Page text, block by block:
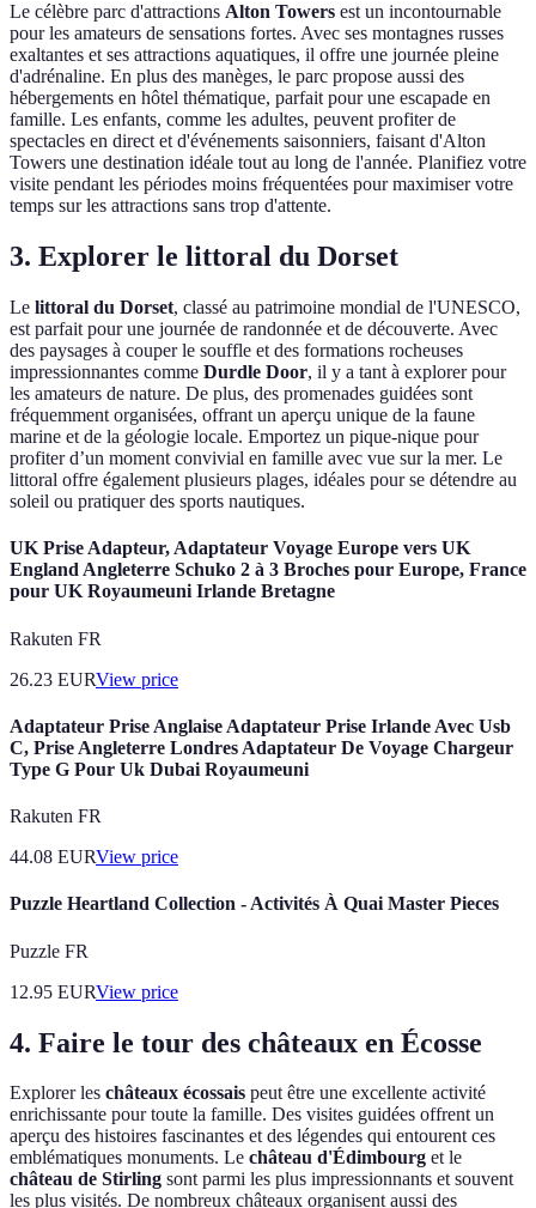
Le célèbre parc d'attractions Alton Towers est un incontournable
pour les amateurs de sensations fortes. Avec ses montagnes russes
exaltantes et ses attractions aquatiques, il offre une journée pleine
d'adrénaline. En plus des manèges, le parc propose aussi des
hébergements en hôtel thématique, parfait pour une escapade en
famille. Les enfants, comme les adultes, peuvent profiter de
spectacles en direct et d'événements saisonniers, faisant d'Alton
Towers une destination idéale tout au long de l'année. Planifiez votre
visite pendant les périodes moins fréquentées pour maximiser votre
temps sur les attractions sans trop d'attente.
3. Explorer le littoral du Dorset
Le littoral du Dorset, classé au patrimoine mondial de l'UNESCO,
est parfait pour une journée de randonnée et de découverte. Avec
des paysages à couper le souffle et des formations rocheuses
impressionnantes comme Durdle Door, il y a tant à explorer pour
les amateurs de nature. De plus, des promenades guidées sont
fréquemment organisées, offrant un aperçu unique de la faune
marine et de la géologie locale. Emportez un pique-nique pour
profiter d’un moment convivial en famille avec vue sur la mer. Le
littoral offre également plusieurs plages, idéales pour se détendre au
soleil ou pratiquer des sports nautiques.
UK Prise Adapteur, Adaptateur Voyage Europe vers UK
England Angleterre Schuko 2 à 3 Broches pour Europe, France
pour UK Royaumeuni Irlande Bretagne
Rakuten FR
26.23 EURView price
Adaptateur Prise Anglaise Adaptateur Prise Irlande Avec Usb
C, Prise Angleterre Londres Adaptateur De Voyage Chargeur
Type G Pour Uk Dubai Royaumeuni
Rakuten FR
44.08 EURView price
Puzzle Heartland Collection - Activités À Quai Master Pieces
Puzzle FR
12.95 EURView price
4. Faire le tour des châteaux en Écosse
Explorer les châteaux écossais peut être une excellente activité
enrichissante pour toute la famille. Des visites guidées offrent un
aperçu des histoires fascinantes et des légendes qui entourent ces
emblématiques monuments. Le château d'Édimbourg et le
château de Stirling sont parmi les plus impressionnants et souvent
les plus visités. De nombreux châteaux organisent aussi des